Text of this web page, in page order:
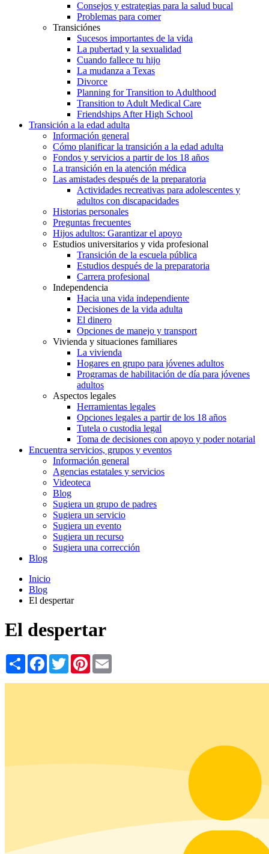
Consejos y estrategias para la salud bucal
Problemas para comer
Transiciónes
Sucesos importantes de la vida
La pubertad y la sexualidad
Cuando fallece tu hijo
La mudanza a Texas
Divorce
Planning for Transition to Adulthood
Transition to Adult Medical Care
Friendships After High School
Transición a la edad adulta
Información general
Cómo planificar la transición a la edad adulta
Fondos y servicios a partir de los 18 años
La transición en la atención médica
Las amistades después de la preparatoria
Actividades recreativas para adolescentes y
adultos con discapacidades
Historias personales
Preguntas frecuentes
Hijos adultos: Garantizar el apoyo
Estudios universitarios y vida profesional
Transición de la escuela pública
Estudios después de la preparatoria
Carrera profesional
Independencia
Hacia una vida independiente
Decisiones de la vida adulta
El dinero
Opciones de manejo y transport
Vivienda y situaciones familiares
La vivienda
Hogares en grupo para jóvenes adultos
Programas de habilitación de día para jóvenes
adultos
Aspectos legales
Herramientas legales
Opciones legales a partir de los 18 años
Tutela o custodia legal
Toma de decisiones con apoyo y poder notarial
Encuentra servicios, grupos y eventos
Información general
Agencias estatales y servicios
Videoteca
Blog
Sugiera un grupo de padres
Sugiera un servicio
Sugiera un evento
Sugiera un recurso
Sugiera una corrección
Blog
Inicio
Blog
El despertar
El despertar
Share Facebook
TwitterPinterest